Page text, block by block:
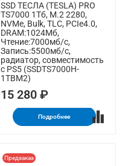
SSD ТЕСЛА (TESLA) PRO
TS7000 1Тб, M.2 2280,
NVMe, Bulk, TLC, PCIe4.0,
DRAM:1024Мб,
Чтение:7000мб/с,
Запись:5500мб/с,
радиатор, совместимость
с PS5 (SSDTS7000H-
1TBM2)
15 280 ₽
Подробнее
Предзаказ